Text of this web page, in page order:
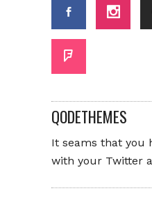
QODETHEMES
It seams that you
with your Twitter